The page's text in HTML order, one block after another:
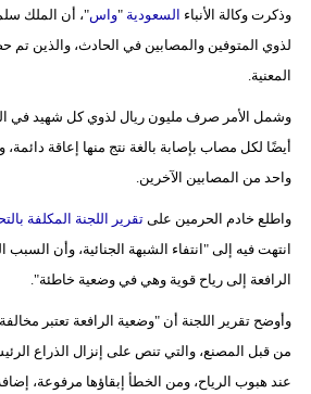
وذكرت وكالة الأنباء السعودية "واس"، أن الملك
لذوي المتوفين والمصابين في الحادث، والذين
المعنية.
وشمل الأمر صرف مليون ريال لذوي كل شهيد في
واحد من المصابين الآخرين.
واطلع خادم الحرمين علىتقرير اللجنة المكلفة
انتهت فيه إلى "انتفاء الشبهة الجنائية، وأن
الرافعة إلى رياح قوية وهي في وضعية خاطئة".
وأوضح تقرير اللجنة أن "وضعية الرافعة تعتبر
من قبل المصنع، والتي تنص على إنزال الذراع
عند هبوب الرياح، ومن الخطأ إبقاؤها مرفوعة،